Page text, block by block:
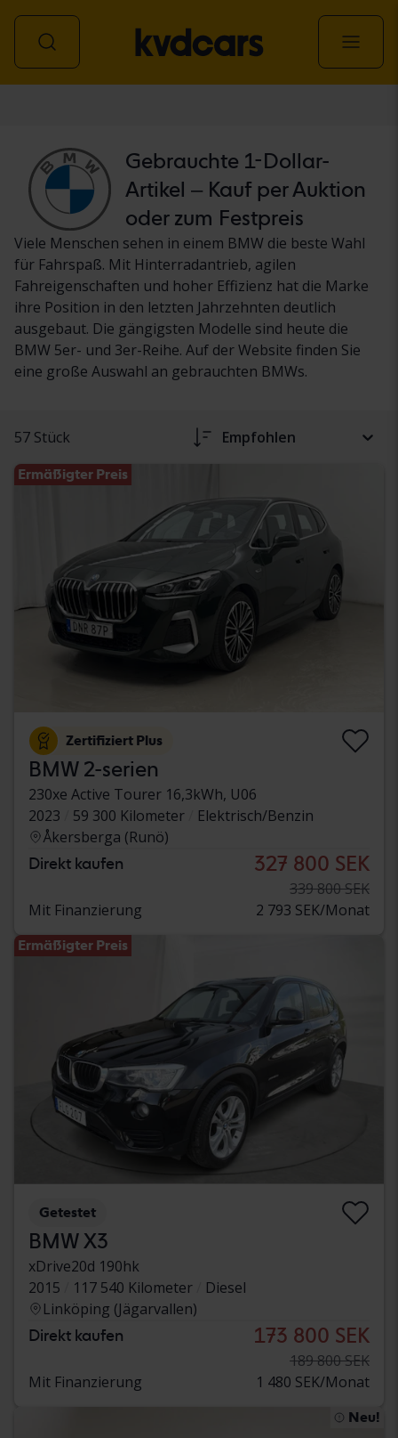
Gebrauchte 1-Dollar-
Artikel – Kauf per Auktion
oder zum Festpreis
Viele Menschen sehen in einem BMW die beste Wahl
für Fahrspaß. Mit Hinterradantrieb, agilen
Fahreigenschaften und hoher Effizienz hat die Marke
ihre Position in den letzten Jahrzehnten deutlich
ausgebaut. Die gängigsten Modelle sind heute die
BMW 5er- und 3er-Reihe. Auf der Website finden Sie
eine große Auswahl an gebrauchten BMWs.
57 Stück Empfohlen
Ermäßigter Preis
Zertifiziert Plus
BMW 2-serien
230xe Active Tourer 16,3kWh, U06
2023
59 300 Kilometer
Elektrisch/Benzin
Åkersberga (Runö)
Direkt kaufen 327 800 SEK
339 800 SEK
Mit Finanzierung
2 793 SEK/Monat
Ermäßigter Preis
Getestet
BMW X3
xDrive20d 190hk
2015
117 540 Kilometer
Diesel
Linköping (Jägarvallen)
Direkt kaufen 173 800 SEK
189 800 SEK
Mit Finanzierung
1 480 SEK/Monat
Neu!